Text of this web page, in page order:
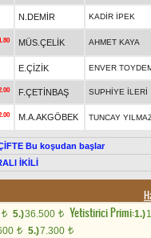
N.DEMİR KADİR İPEK
MÜS.ÇELİK AHMET KAYA
E.ÇİZİK ENVER
F.ÇETİNBAŞ SUPHİYE İLERİ
M.A.AKGÖBEK TUNCAY
Bu koşudan başlar
İKİLİ
t 5.)36.500 t Yetistirici Primi:1.)
t 5.)7.300 t